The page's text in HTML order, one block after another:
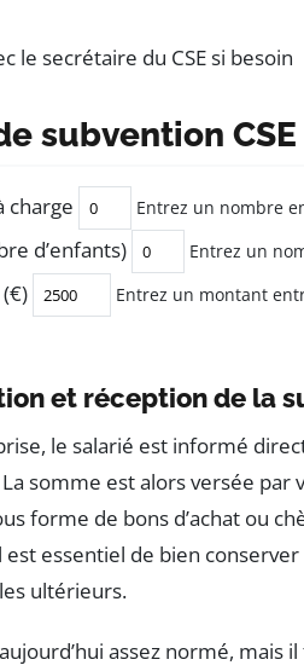
le secrétaire du CSE si besoin
subvention CSE
charge Entrez un nombre
d’enfants)
Entrez un
Entrez un montant
et réception de la
le salarié est informé
somme est alors versée par
forme de bons d’achat ou
est essentiel de bien
ultérieurs.
assez normé, mais